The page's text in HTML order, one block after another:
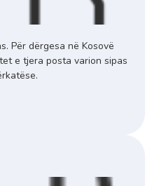
Për dërgesa në Kosovë
e tjera posta varion sipas